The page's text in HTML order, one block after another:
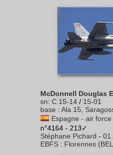
McDonnell Douglas
sn: C.15-14 / 15-01
base : Ala 15,
Espagne - air force
n°4164 - 213✓
Stéphane Pichard -
EBFS : Florennes